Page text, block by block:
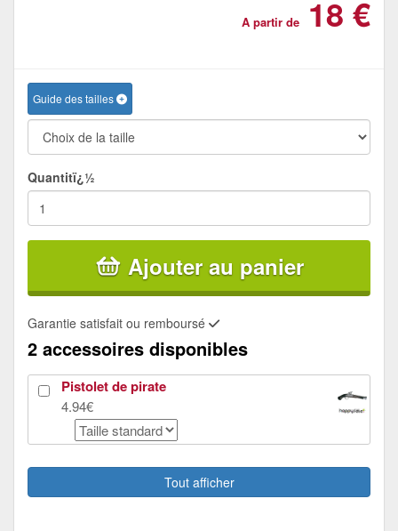
A partir de 18 €
Guide des tailles
Quantitï¿½
Ajouter au panier
Garantie satisfait ou remboursé
2 accessoires disponibles
Pistolet de pirate
4.94€
Tout afficher